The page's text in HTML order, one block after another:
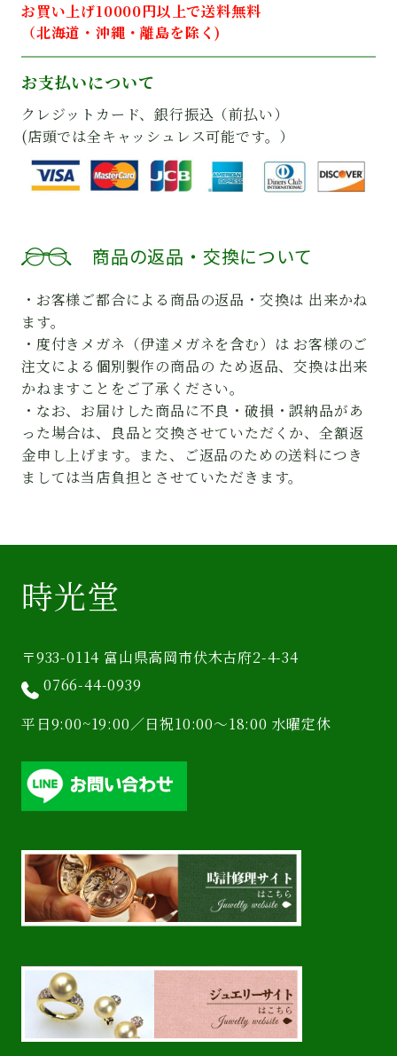
お買い上げ10000円以上で送料無料
（北海道・沖縄・離島を除く)
お支払いについて
クレジットカード、銀行振込（前払い）
(店頭では全キャッシュレス可能です。）
商品の返品・交換について
・お客様ご都合による商品の返品・交換は 出来かね
ます。
・度付きメガネ（伊達メガネを含む）は お客様のご
注文による個別製作の商品の ため返品、交換は出来
かねますことをご了承ください。
・なお、お届けした商品に不良・破損・誤納品があ
った場合は、良品と交換させていただくか、全額返
金申し上げます。また、ご返品のための送料につき
ましては当店負担とさせていただきます。
時光堂
〒933-0114 富山県高岡市伏木古府2-4-34
0766-44-0939
平日9:00~19:00／日祝10:00〜18:00 水曜定休